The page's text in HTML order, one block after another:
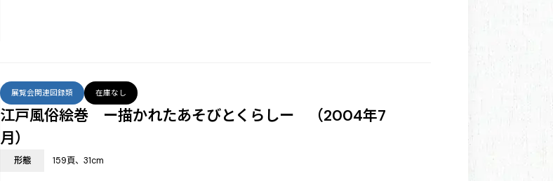
江戸風俗絵巻 ー描かれたあそびとくらしー （2004年7
月）
展覧会関連図録類 在庫なし
形態 159頁、31cm